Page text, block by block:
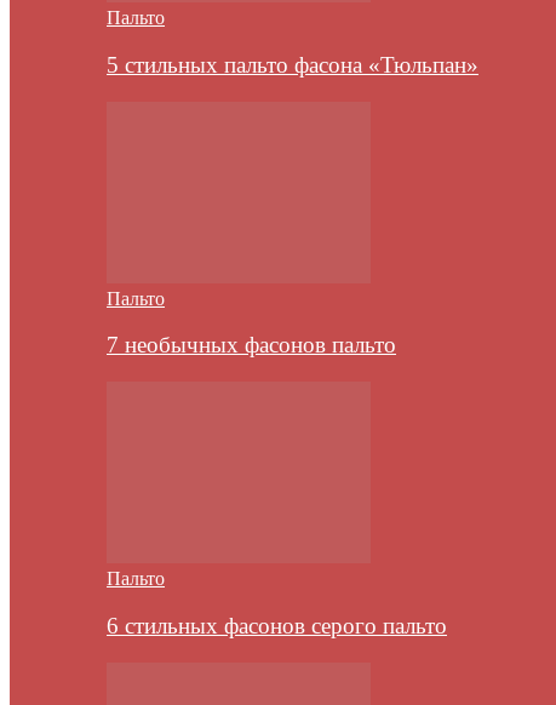
Пальто
5 стильных пальто фасона «Тюльпан»
Пальто
7 необычных фасонов пальто
Пальто
6 стильных фасонов серого пальто